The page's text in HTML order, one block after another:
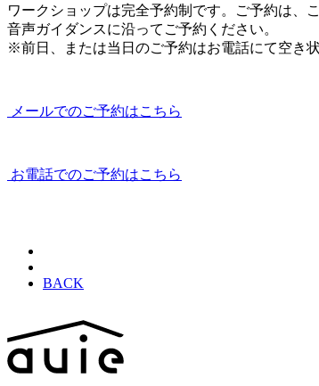
ワークショップは完全予約制です。ご予約は、
音声ガイダンスに沿ってご予約ください。
※前日、または当日のご予約はお電話にて空き
メールでのご予約はこちら
お電話でのご予約はこちら
BACK